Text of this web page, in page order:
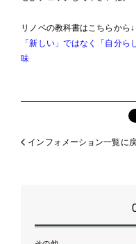
リノベの教科書はこちらから↓
「新しい」ではなく「自分
味
インフォメーション一覧に